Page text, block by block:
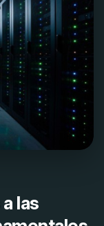
las